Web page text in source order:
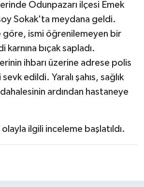
Odunpazarı ilçesi Emek
Sokak'ta meydana geldi.
göre, ismi öğrenilemeyen bir
karnına bıçak sapladı.
ihbarı üzerine adrese polis
edildi. Yaralı şahıs, sağlık
ardından hastaneye
ilgili inceleme başlatıldı.